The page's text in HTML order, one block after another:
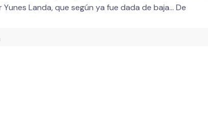
Landa, que según ya fue dada de baja… De